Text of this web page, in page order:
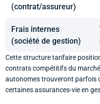
(contrat/assureur)
Frais internes
(société de gestion)
Cette structure tarifaire
contrats compétitifs du
autonomes trouveront parfois
certaines assurances-vie en